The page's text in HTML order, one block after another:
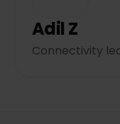
Adil Z
Connectivity